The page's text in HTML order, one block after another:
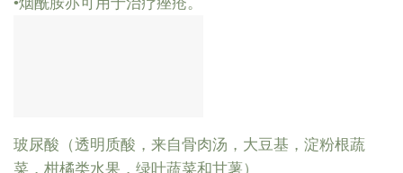
玻尿酸（透明质酸，来自骨肉汤，大豆基，淀粉根蔬
菜，柑橘类水果，绿叶蔬菜和甘薯）